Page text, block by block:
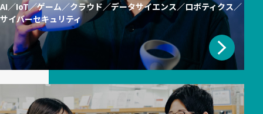
AI／IoT／ゲーム／クラウド／データサイエンス／ロボティクス／
サイバーセキュリティ